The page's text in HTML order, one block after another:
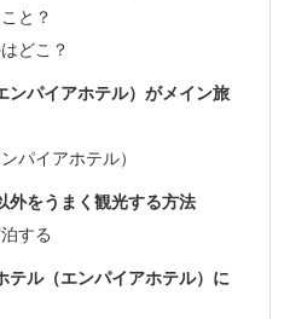
と？
どこ？
ンパイアホテル）がメイン旅
パイアホテル）
外をうまく観光する方法
する
テル（エンパイアホテル）に